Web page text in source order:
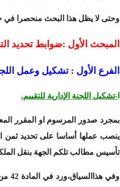
وحتى لا يظل هذا البحث منحصرا في
المبحث الأول :ضوابط تحديد
الفرع الأول : تشكيل وعمل
-تشكيل اللجنة الإدارية للتقييم.
بمجرد صدور المرسوم او المقرر
ينصب عملها أساسا على تحديد ثمن
تأسيس مطالب تلكم الجهة بنقل
وفي هذاالسياق،ورد في المادة 42 من قانون نزع الملكية على ما يلي:” إذا اتفق نازع الملكية والمنزوعة ملكيته على الثمن الذي حددته اللجنة بعد